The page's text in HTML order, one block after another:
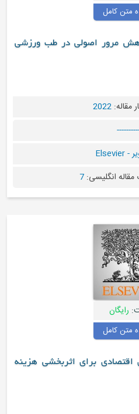
اصولی در طب ورزشی
7
برای اثربخشی هزینه